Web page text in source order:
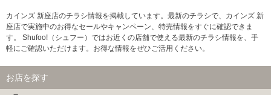
カインズ 新座店のチラシ情報を掲載しています。最新のチラシで、カインズ 新
座店で実施中のお得なセールやキャンペーン、特売情報をすぐに確認できま
す。 Shufoo!（シュフー）ではお近くの店舗で使える最新のチラシ情報を、手
軽にご確認いただけます。お得な情報をぜひご活用ください。
お店を探す